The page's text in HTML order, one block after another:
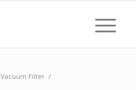
Vacuum Filter /